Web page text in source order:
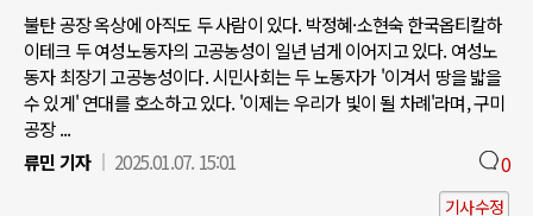
불탄 공장 옥상에 아직도 두 사람이 있다. 박정혜·소현숙 한국옵티칼하
이테크 두 여성노동자의 고공농성이 일년 넘게 이어지고 있다. 여성노
동자 최장기 고공농성이다. 시민사회는 두 노동자가 '이겨서 땅을 밟을
수 있게' 연대를 호소하고 있다. '이제는 우리가 빛이 될 차례'라며, 구미
공장 ...
류민 기자
2025.01.07. 15:01 0
기사수정